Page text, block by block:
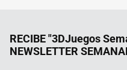
RECIBE "3DJuegos
NEWSLETTER